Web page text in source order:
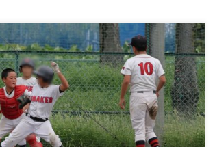
多摩大会vs小平スネークス 秋の大会が […]